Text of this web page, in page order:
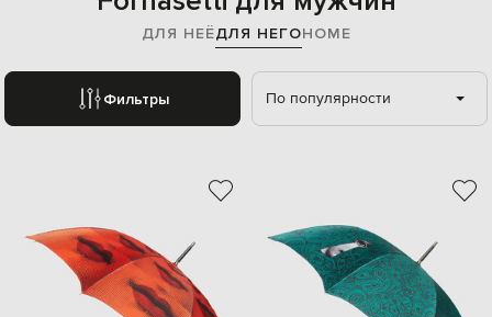
ДЛЯ НЕЁДЛЯ НЕГОHOME
Фильтры По популярности